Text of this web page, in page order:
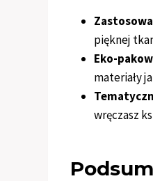
pięknej
Eko-
materiały
wręczasz